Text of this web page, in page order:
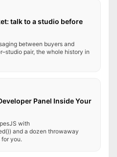
talk to a studio before
between buyers and
pair, the whole history in
Panel Inside Your
with
and a dozen throwaway
you.